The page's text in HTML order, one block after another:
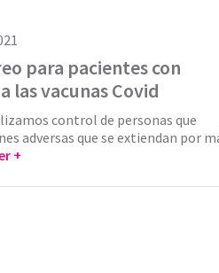
para pacientes con
las vacunas Covid
control de personas que
adversas que se extiendan por
+